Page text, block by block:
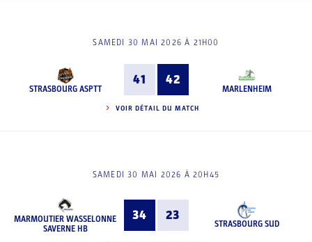
SAMEDI 30 MAI 2026 À 21H00
STRASBOURG ASPTT
41 42
MARLENHEIM
VOIR DÉTAIL DU MATCH
SAMEDI 30 MAI 2026 À 20H45
MARMOUTIER WASSELONNE
SAVERNE HB
34 23
STRASBOURG SUD